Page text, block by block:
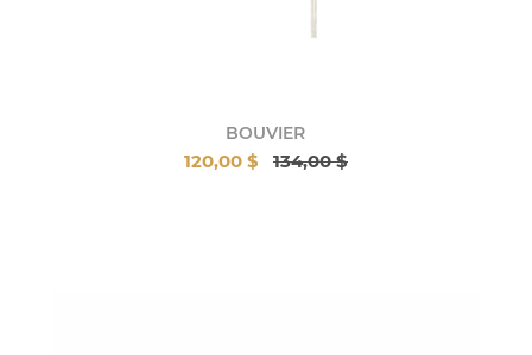
BOUVIER
120,00 $ 134,00 $